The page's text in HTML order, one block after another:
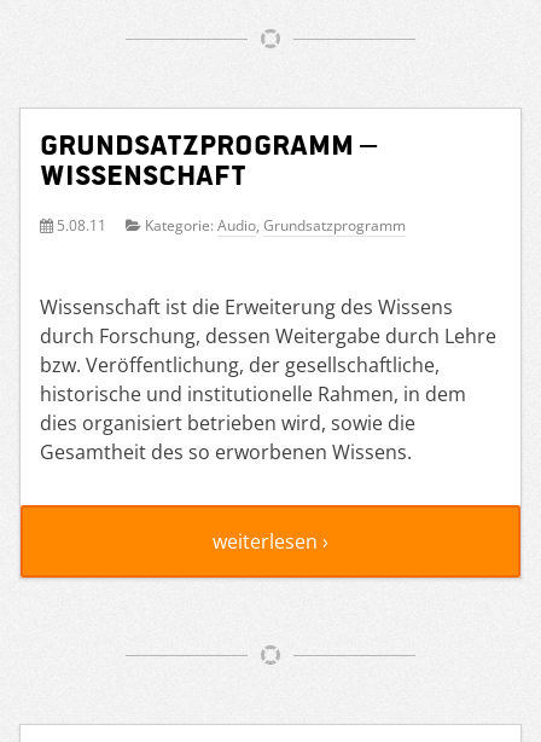
Grundsatzprogramm –
Wissenschaft
5.08.11 Kategorie: Audio, Grundsatzprogramm
Wissenschaft ist die Erweiterung des Wissens
durch Forschung, dessen Weitergabe durch Lehre
bzw. Veröffentlichung, der gesellschaftliche,
historische und institutionelle Rahmen, in dem
dies organisiert betrieben wird, sowie die
Gesamtheit des so erworbenen Wissens.
weiterlesen ›